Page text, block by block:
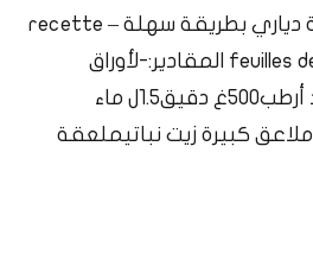
طريقة تحضير ملسوقة دياري بطريقة سهلة – recette
feuilles de Brik (malsouka) diari المقادير:-لأوراق
الملسوقة:500غ سميد أرطب500غ دقيق1.5ل ماء
دافء(حسب الحاجة)4 ملاعق كبيرة زيت نباتيملعقة